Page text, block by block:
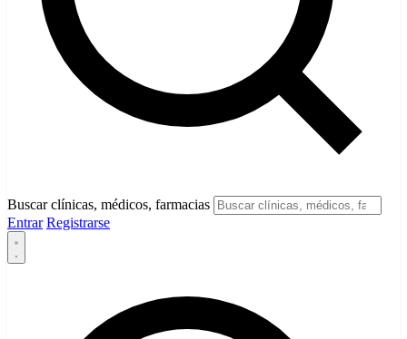
Buscar clínicas, médicos, farmacias
Entrar Registrarse